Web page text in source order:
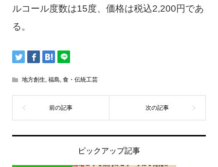
ルコール度数は15度、価格は税込2,200円であ
る。
地方創生 福島 食・伝統工芸
ピックアップ記事